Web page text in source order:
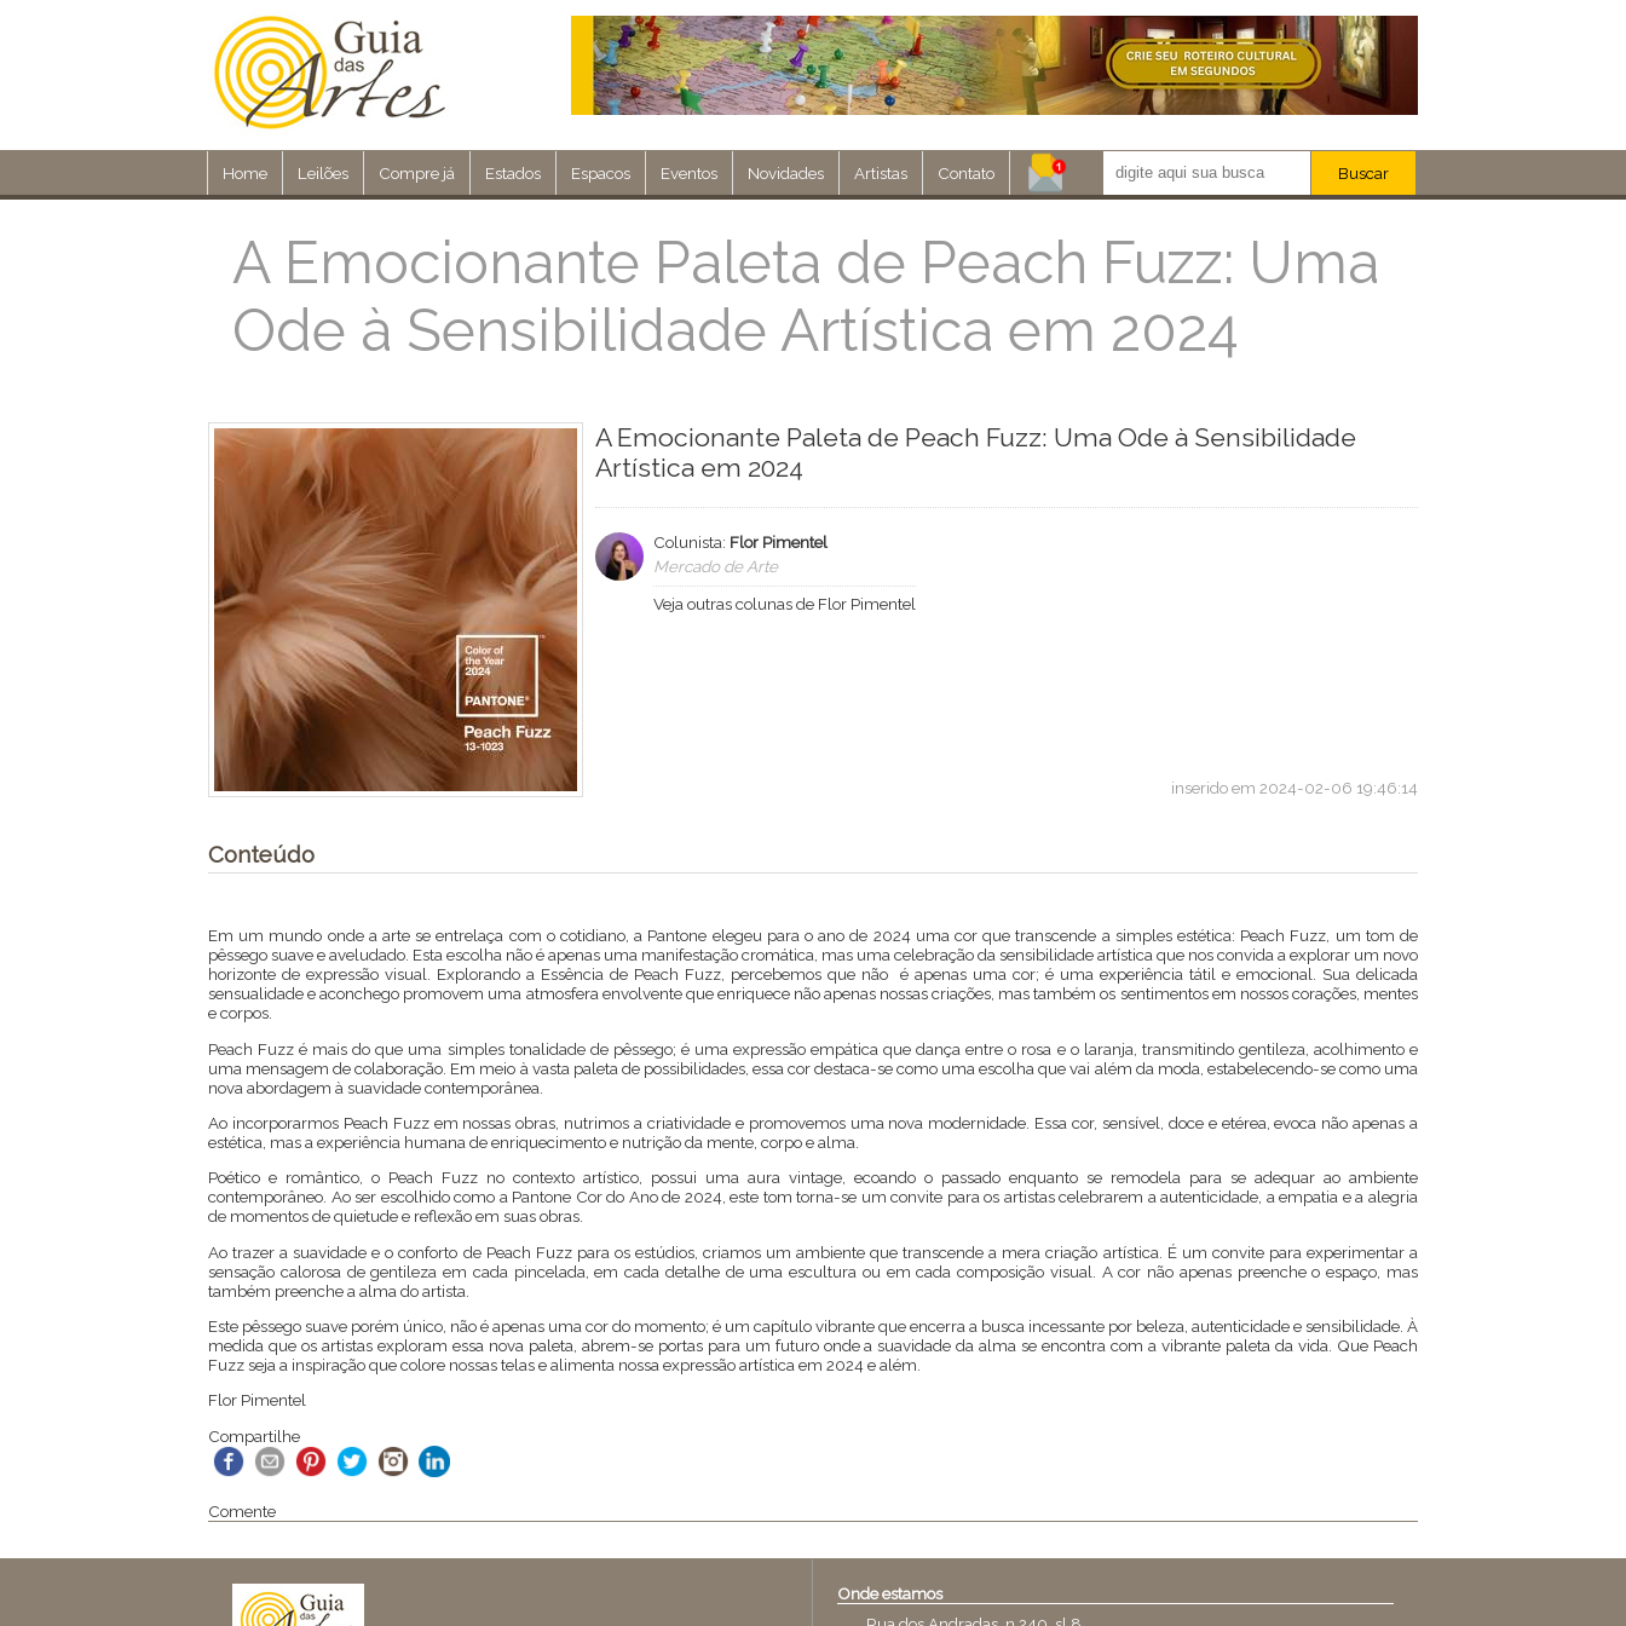
Home Leilões Compre já Estados Espacos Eventos Novidades Artistas Contato Buscar
Eventos
A Emocionante Paleta de Peach Fuzz: Uma
Ode à Sensibilidade Artística em 2024
A Emocionante Paleta de Peach Fuzz: Uma Ode à Sensibilidade
Artística em 2024
inserido em 2024-02-06 19:46:14
Colunista: Flor Pimentel
Mercado de Arte
Veja outras colunas de Flor Pimentel
Conteúdo
Em um mundo onde a arte se entrelaça com o cotidiano, a Pantone elegeu para o ano de 2024 uma cor que transcende a simples estética: Peach Fuzz, um tom de
pêssego suave e aveludado. Esta escolha não é apenas uma manifestação cromática, mas uma celebração da sensibilidade artística que nos convida a explorar um novo
horizonte de expressão visual. Explorando a Essência de Peach Fuzz, percebemos que não é apenas uma cor; é uma experiência tátil e emocional. Sua delicada
sensualidade e aconchego promovem uma atmosfera envolvente que enriquece não apenas nossas criações, mas também os sentimentos em nossos corações, mentes
e corpos.
Peach Fuzz é mais do que uma simples tonalidade de pêssego; é uma expressão empática que dança entre o rosa e o laranja, transmitindo gentileza, acolhimento e
uma mensagem de colaboração. Em meio à vasta paleta de possibilidades, essa cor destaca-se como uma escolha que vai além da moda, estabelecendo-se como uma
nova abordagem à suavidade contemporânea.
Ao incorporarmos Peach Fuzz em nossas obras, nutrimos a criatividade e promovemos uma nova modernidade. Essa cor, sensível, doce e etérea, evoca não apenas a
estética, mas a experiência humana de enriquecimento e nutrição da mente, corpo e alma.
Poético e romântico, o Peach Fuzz no contexto artístico, possui uma aura vintage, ecoando o passado enquanto se remodela para se adequar ao ambiente
contemporâneo. Ao ser escolhido como a Pantone Cor do Ano de 2024, este tom torna-se um convite para os artistas celebrarem a autenticidade, a empatia e a alegria
de momentos de quietude e reflexão em suas obras.
Ao trazer a suavidade e o conforto de Peach Fuzz para os estúdios, criamos um ambiente que transcende a mera criação artística. É um convite para experimentar a
sensação calorosa de gentileza em cada pincelada, em cada detalhe de uma escultura ou em cada composição visual. A cor não apenas preenche o espaço, mas
também preenche a alma do artista.
Este pêssego suave porém único, não é apenas uma cor do momento; é um capítulo vibrante que encerra a busca incessante por beleza, autenticidade e sensibilidade. À
medida que os artistas exploram essa nova paleta, abrem-se portas para um futuro onde a suavidade da alma se encontra com a vibrante paleta da vida. Que Peach
Fuzz seja a inspiração que colore nossas telas e alimenta nossa expressão artística em 2024 e além.
Flor Pimentel
Compartilhe
Comente
Onde estamos